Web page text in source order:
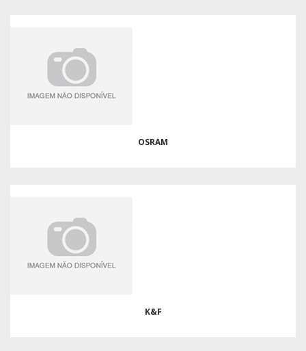
OSRAM
K&F